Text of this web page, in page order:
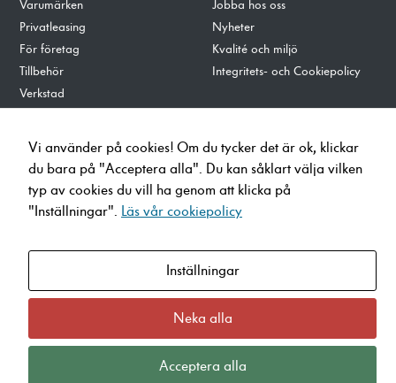
Varumärken
Privatleasing
För företag
Tillbehör
Verkstad
Jobba hos oss
Nyheter
Kvalité och miljö
Integritets- och Cookiepolicy
info@lecab.se
010-4700700
Öppettider
Karlstad
Industrigatan 4, 671 51 Arvika
Visselblås Incident
Vi använder på cookies! Om du tycker det är ok, klickar
du bara på "Acceptera alla". Du kan såklart välja vilken
typ av cookies du vill ha genom att klicka på
"Inställningar". Läs vår cookiepolicy
Inställningar
Neka alla
Acceptera alla